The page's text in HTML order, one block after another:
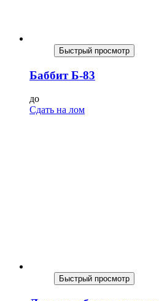
Быстрый просмотр
Баббит Б-83
до
Сдать на лом
Быстрый просмотр